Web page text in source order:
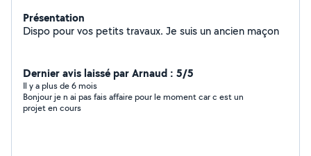
Présentation
Dispo pour vos petits travaux. Je suis un ancien maçon
Dernier avis laissé par Arnaud : 5/5
Il y a plus de 6 mois
Bonjour je n ai pas fais affaire pour le moment car c est un
projet en cours